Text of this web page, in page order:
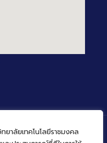
าลัยเทคโนโลยีราชมงคล